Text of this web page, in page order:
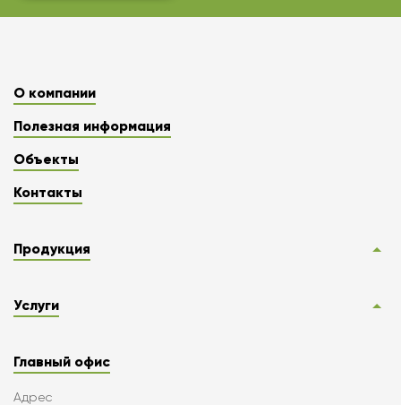
О компании
Полезная информация
Объекты
Контакты
Продукция
Услуги
Главный офис
Адрес